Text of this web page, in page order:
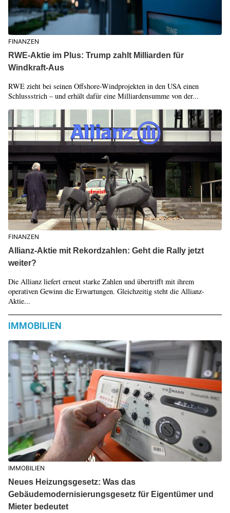
FINANZEN
RWE-Aktie im Plus: Trump zahlt Milliarden für
Windkraft-Aus
RWE zieht bei seinen Offshore-Windprojekten in den USA einen
Schlussstrich – und erhält dafür eine Milliardensumme von der...
FINANZEN
Allianz-Aktie mit Rekordzahlen: Geht die Rally jetzt
weiter?
Die Allianz liefert erneut starke Zahlen und übertrifft mit ihrem
operativen Gewinn die Erwartungen. Gleichzeitig steht die Allianz-
Aktie...
IMMOBILIEN
IMMOBILIEN
Neues Heizungsgesetz: Was das
Gebäudemodernisierungsgesetz für Eigentümer und
Mieter bedeutet